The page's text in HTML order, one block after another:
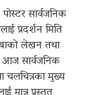
सार्वजनिक
प्रदर्शन मिति
लेखन तथा
आज सार्वजनिक
चलचित्रका मुख्य